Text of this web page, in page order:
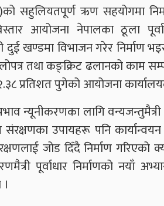
सहुलियतपूर्ण ऋण सहयोगमा
आयोजना नेपालका ठूला
दुई खण्डमा विभाजन गरेर
तथा कङ्क्रिट ढलानको काम
प्रतिशत पुगेको आयोजना
न्यूनीकरणका लागि वन्यजन्तुमैत्री
संरक्षणका उपायहरू पनि
जोड दिँदै निर्माण गरिएको
पूर्वाधार निर्माणको नयाँ